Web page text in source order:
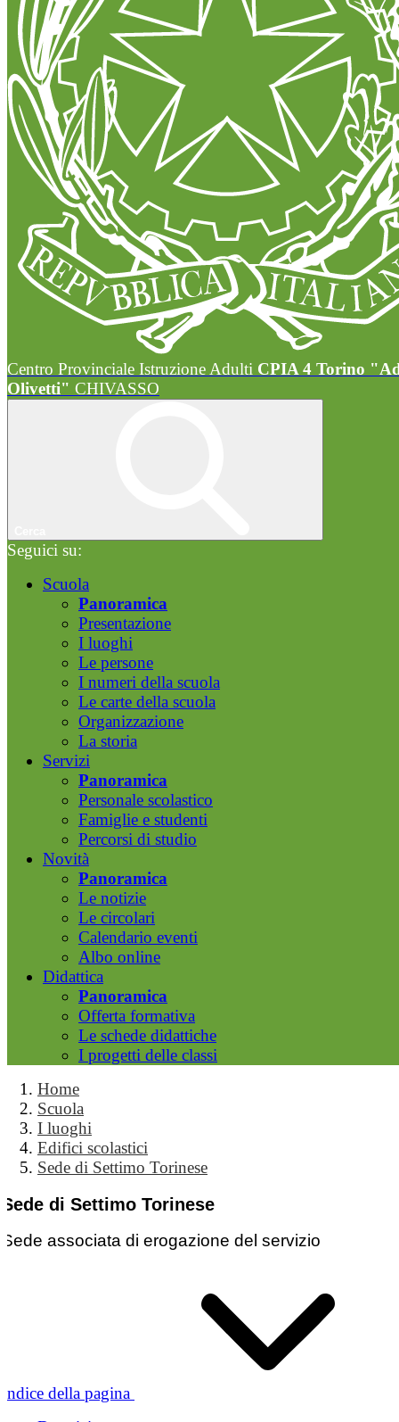
Centro Provinciale Istruzione Adulti CPIA 4 Torino
Olivetti" CHIVASSO
Seguici su:
Scuola
Panoramica
Presentazione
I luoghi
Le persone
I numeri della scuola
Le carte della scuola
Organizzazione
La storia
Servizi
Panoramica
Personale scolastico
Famiglie e studenti
Percorsi di studio
Novità
Panoramica
Le notizie
Le circolari
Calendario eventi
Albo online
Didattica
Panoramica
Offerta formativa
Le schede didattiche
I progetti delle classi
Home
Scuola
I luoghi
Edifici scolastici
Sede di Settimo Torinese
Sede di Settimo Torinese
Sede associata di erogazione del servizio
Indice della pagina